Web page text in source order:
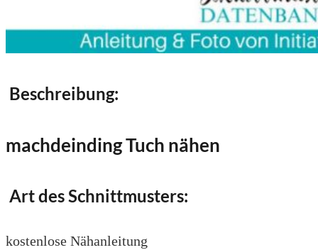
Beschreibung:
machdeinding Tuch nähen
Art des Schnittmusters:
kostenlose Nähanleitung